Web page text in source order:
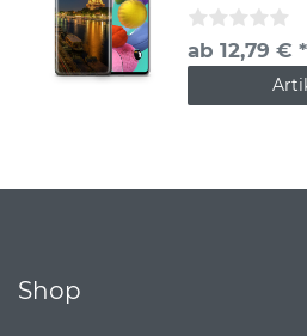
ab 12,79 € *
Shop